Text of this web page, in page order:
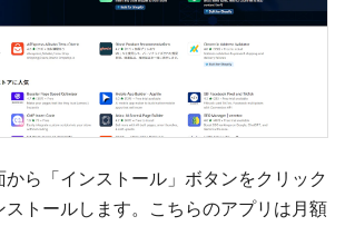
ら「インストール」ボタンをクリック
ストールします。こちらのアプリは月額